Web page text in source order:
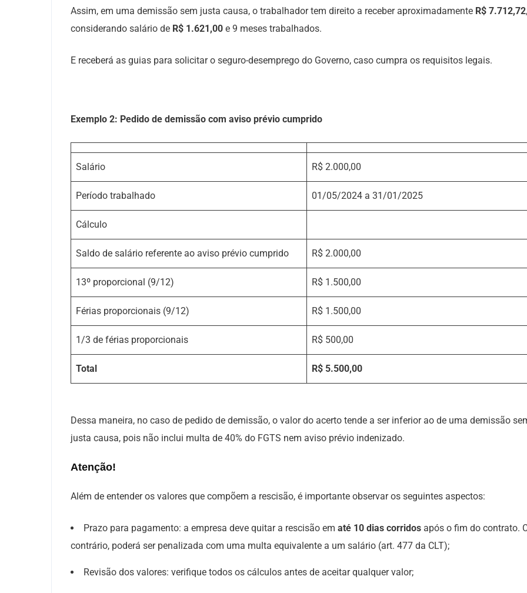
Assim, em uma demissão sem justa causa, o trabalhador tem direito a receber aproximadamente R$ 7.712,72,
considerando salário de R$ 1.621,00 e 9 meses trabalhados.
E receberá as guias para solicitar o seguro-desemprego do Governo, caso cumpra os requisitos legais.
Exemplo 2: Pedido de demissão com aviso prévio cumprido
Salário R$ 2.000,00
Período trabalhado 01/05/2024 a 31/01/2025
Cálculo
Saldo de salário referente ao aviso prévio cumprido R$ 2.000,00
13º proporcional (9/12) R$ 1.500,00
Férias proporcionais (9/12) R$ 1.500,00
1/3 de férias proporcionais R$ 500,00
Total R$ 5.500,00
Dessa maneira, no caso de pedido de demissão, o valor do acerto tende a ser inferior ao de uma demissão
justa causa, pois não inclui multa de 40% do FGTS nem aviso prévio indenizado.
Atenção!
Além de entender os valores que compõem a rescisão, é importante observar os seguintes aspectos:
Prazo para pagamento: a empresa deve quitar a rescisão em até 10 dias corridos após o fim do contrato.
contrário, poderá ser penalizada com uma multa equivalente a um salário (art. 477 da CLT);
Revisão dos valores: verifique todos os cálculos antes de aceitar qualquer valor;